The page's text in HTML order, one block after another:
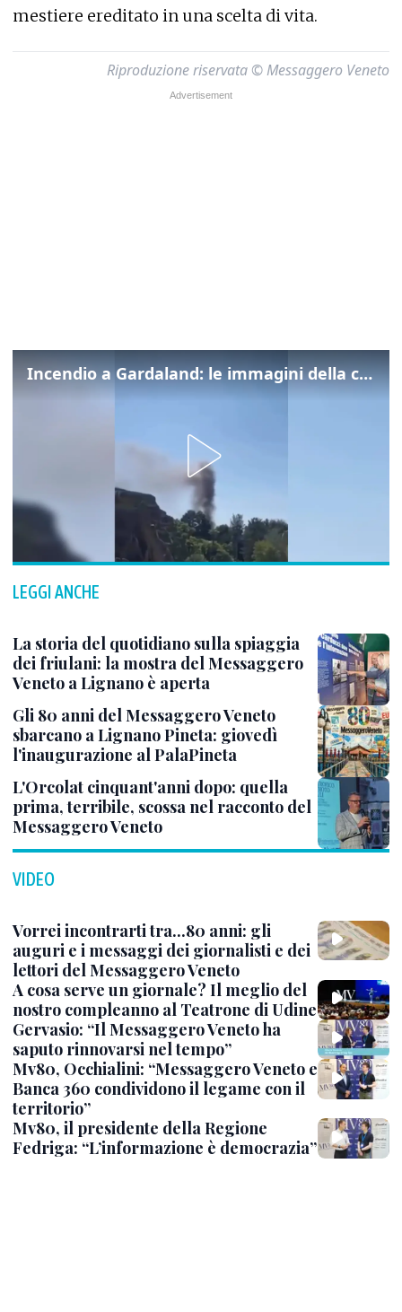
mestiere ereditato in una scelta di vita.
Riproduzione riservata © Messaggero Veneto
Incendio a Gardaland: le immagini della colonna di fumo
LEGGI ANCHE
La storia del quotidiano sulla spiaggia
dei friulani: la mostra del Messaggero
Veneto a Lignano è aperta
Gli 80 anni del Messaggero Veneto
sbarcano a Lignano Pineta: giovedì
l'inaugurazione al PalaPineta
L'Orcolat cinquant'anni dopo: quella
prima, terribile, scossa nel racconto del
Messaggero Veneto
VIDEO
Vorrei incontrarti tra...80 anni: gli
auguri e i messaggi dei giornalisti e dei
lettori del Messaggero Veneto
A cosa serve un giornale? Il meglio del
nostro compleanno al Teatrone di Udine
Gervasio: “Il Messaggero Veneto ha
saputo rinnovarsi nel tempo”
Mv80, Occhialini: “Messaggero Veneto e
Banca 360 condividono il legame con il
territorio”
Mv80, il presidente della Regione
Fedriga: “L’informazione è democrazia”